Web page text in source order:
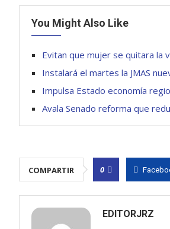
You Might Also Like
Evitan que mujer se quitara la
Instalará el martes la JMAS
Impulsa Estado economía
Avala Senado reforma que
COMPARTIR 0
EDITORJRZ